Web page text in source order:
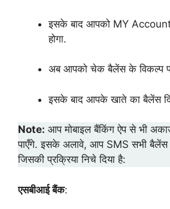
इसके बाद आपको MY
होगा.
अब आपको चेक बैलेंस के विकल्प
इसके बाद आपके खाते का बैलेंस
Note: आप मोबाइल बैंकिंग ऐप से भी
पाएँगे. इसके अलावे, आप SMS सभी
जिसकी प्रक्रिया निचे दिया है:
एसबीआई बैंक: